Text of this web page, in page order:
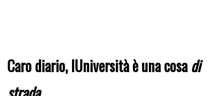
Caro diario, lUniversità è una cosadi